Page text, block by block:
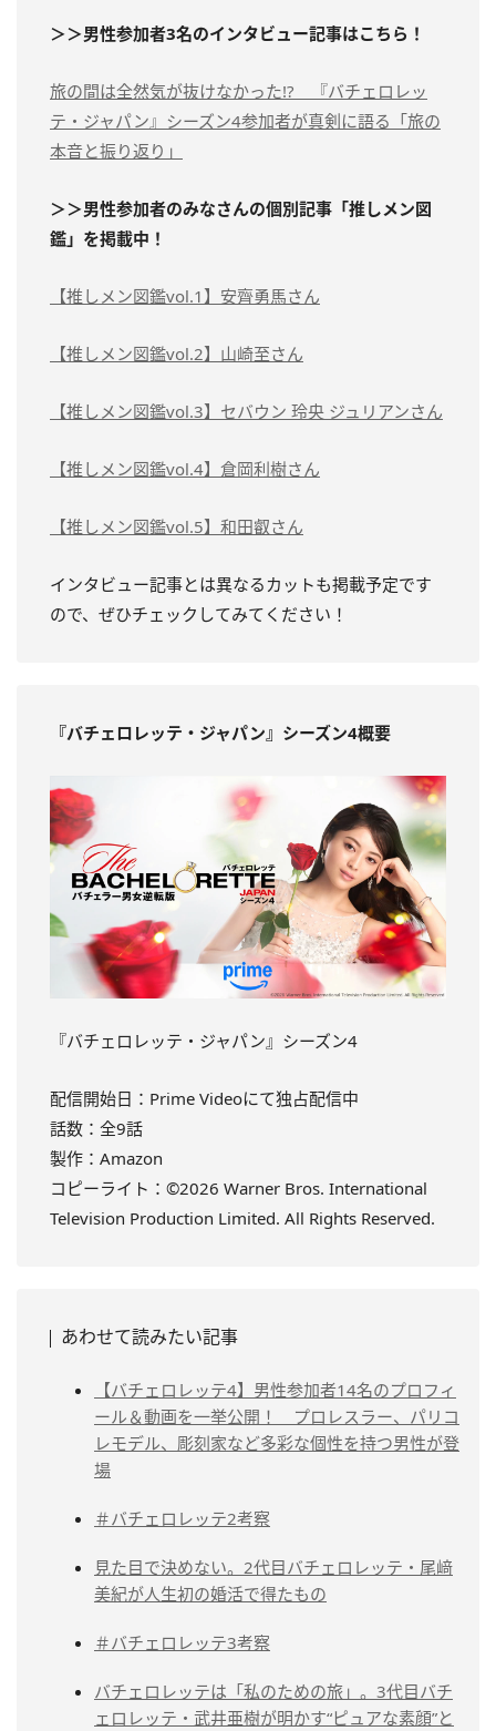
＞＞男性参加者3名のインタビュー記事はこちら！
旅の間は全然気が抜けなかった!?
『バチェロレッ
テ・ジャパン』シーズン4参加者が真剣に語る「旅の
本音と振り返り」
＞＞男性参加者のみなさんの個別記事「推しメン図
鑑」を掲載中！
【推しメン図鑑vol.1】安齊勇馬さん
【推しメン図鑑vol.2】山崎至さん
【推しメン図鑑vol.3】セバウン 玲央 ジュリアンさん
【推しメン図鑑vol.4】倉岡利樹さん
【推しメン図鑑vol.5】和田叡さん
インタビュー記事とは異なるカットも掲載予定です
ので、ぜひチェックしてみてください！
『バチェロレッテ・ジャパン』シーズン4概要
『バチェロレッテ・ジャパン』シーズン4
配信開始日：Prime Videoにて独占配信中
話数：全9話
製作：Amazon
コピーライト：©2026 Warner Bros. International
Television Production Limited. All Rights Reserved.
あわせて読みたい記事
【バチェロレッテ4】男性参加者14名のプロフィ
ール＆動画を一挙公開！ プロレスラー、パリコ
レモデル、彫刻家など多彩な個性を持つ男性が登
場
＃バチェロレッテ2考察
見た目で決めない。2代目バチェロレッテ・尾﨑
美紀が人生初の婚活で得たもの
＃バチェロレッテ3考察
バチェロレッテは「私のための旅」。3代目バチ
ェロレッテ・武井亜樹が明かす“ピュアな素顔”と